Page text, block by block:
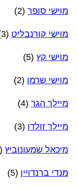
מוישי סופר (2)
מוישי קורנבליט (3)
מוישי קץ (5)
מוישי שרמן (2)
מיילך הגר (4)
מיילך זולדן (3)
מיכאל שמעונוביץ (1)
מנדי ברנדויין (5)